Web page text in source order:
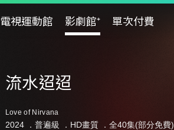
電視運動館 影劇館⁺ 單次付費
流水迢迢
Love of Nirvana
2024 ． 普遍級 ．HD畫質 ．全40集(部分免費)